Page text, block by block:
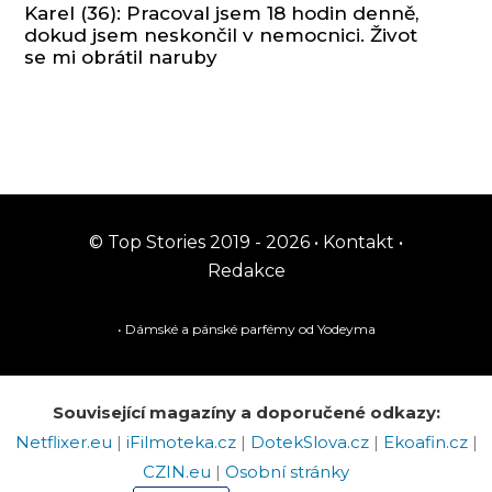
Karel (36): Pracoval jsem 18 hodin denně,
dokud jsem neskončil v nemocnici. Život
se mi obrátil naruby
© Top Stories 2019 - 2026 • Kontakt •
Redakce
• Dámské a pánské parfémyod Yodeyma
Související magazíny a doporučené odkazy:
Netflixer.eu | iFilmoteka.cz | DotekSlova.cz | Ekoafin.cz |
CZIN.eu | Osobní stránky